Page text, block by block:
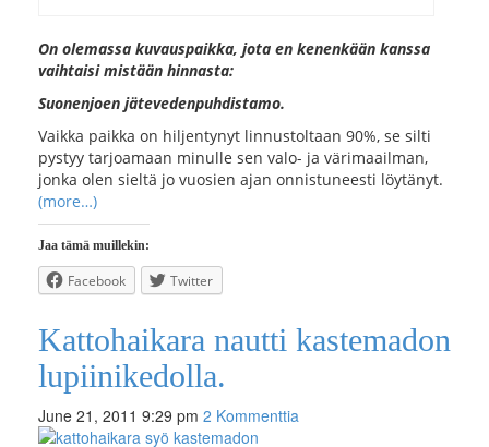
On olemassa kuvauspaikka, jota en kenenkään kanssa
vaihtaisi mistään hinnasta:
Suonenjoen jätevedenpuhdistamo.
Vaikka paikka on hiljentynyt linnustoltaan 90%, se silti
pystyy tarjoamaan minulle sen valo- ja värimaailman,
jonka olen sieltä jo vuosien ajan onnistuneesti löytänyt.
(more…)
Jaa tämä muillekin:
Facebook Twitter
Kattohaikara nautti kastemadon
lupiinikedolla.
June 21, 2011 9:29 pm 2 Kommenttia